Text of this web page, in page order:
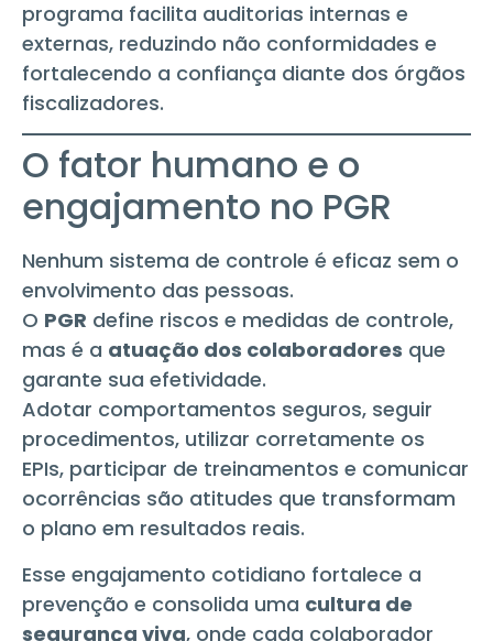
programa facilita auditorias internas e
externas, reduzindo não conformidades e
fortalecendo a confiança diante dos órgãos
fiscalizadores.
O fator humano e o
engajamento no PGR
Nenhum sistema de controle é eficaz sem o
envolvimento das pessoas.
O PGR define riscos e medidas de controle,
mas é a atuação dos colaboradores que
garante sua efetividade.
Adotar comportamentos seguros, seguir
procedimentos, utilizar corretamente os
EPIs, participar de treinamentos e comunicar
ocorrências são atitudes que transformam
o plano em resultados reais.
Esse engajamento cotidiano fortalece a
prevenção e consolida uma cultura de
segurança viva, onde cada colaborador